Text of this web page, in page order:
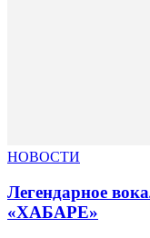
НОВОСТИ
Легендарное
«ХАБАРЕ»